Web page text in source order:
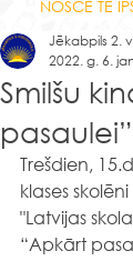
NOSCE TE
Smilšu
pasaulei”
Jēkabpils 2.
2022. g. 6.
Trešdien,
klases
"Latvijas
“Apkārt